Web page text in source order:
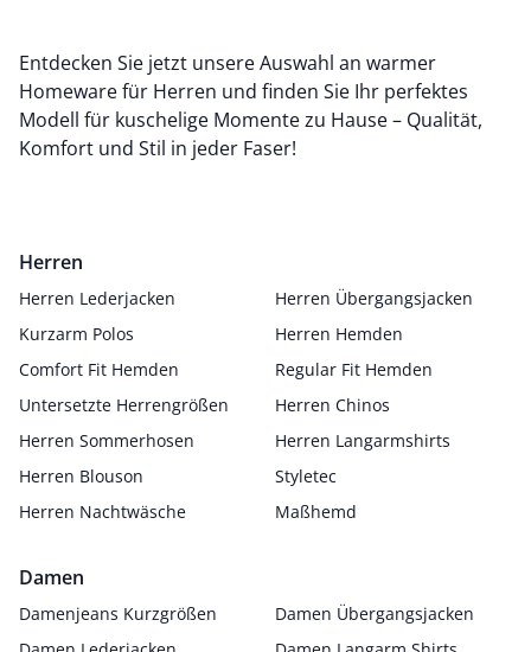
Entdecken Sie jetzt unsere Auswahl an warmer
Homeware für Herren und finden Sie Ihr perfektes
Modell für kuschelige Momente zu Hause – Qualität,
Komfort und Stil in jeder Faser!
Herren
Herren Lederjacken
Herren Übergangsjacken
Kurzarm Polos
Herren Hemden
Comfort Fit Hemden
Regular Fit Hemden
Untersetzte Herrengrößen
Herren Chinos
Herren Sommerhosen
Herren Langarmshirts
Herren Blouson
Styletec
Herren Nachtwäsche
Maßhemd
Damen
Damenjeans Kurzgrößen
Damen Übergangsjacken